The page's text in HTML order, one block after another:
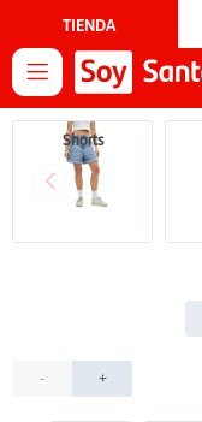
TIENDA

Shorts
- +